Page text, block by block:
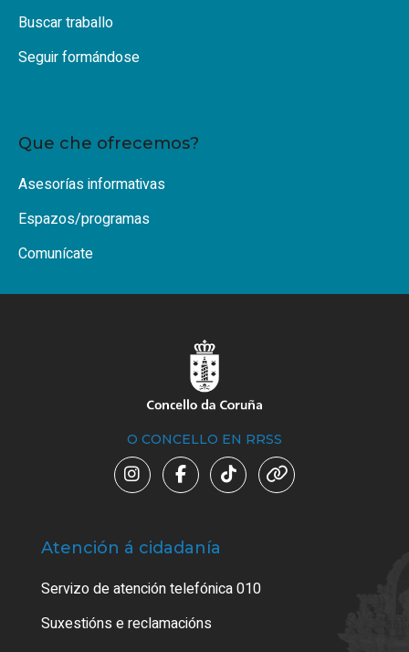
Buscar traballo
Seguir formándose
Que che ofrecemos?
Asesorías informativas
Espazos/programas
Comunícate
O CONCELLO EN RRSS
Atención á cidadanía
Servizo de atención telefónica 010
Suxestións e reclamacións